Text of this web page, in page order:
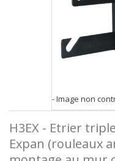
- Image non
H3EX - Etrier
Expan (rouleaux